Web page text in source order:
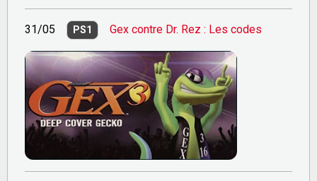
31/05 PS1 Gex contre Dr. Rez : Les codes